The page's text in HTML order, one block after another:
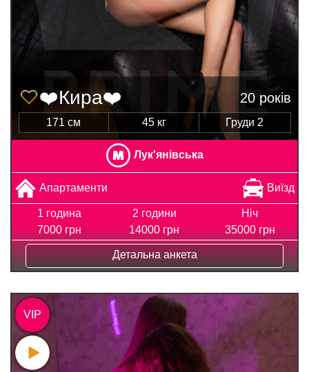
❤️Кира❤️ 20 років
171 см 45 кг Груди 2
Лук'янівська
Апартаменти Виїзд
1 година
7000 грн
2 години
14000 грн
Ніч
35000 грн
Детальна анкета
VIP